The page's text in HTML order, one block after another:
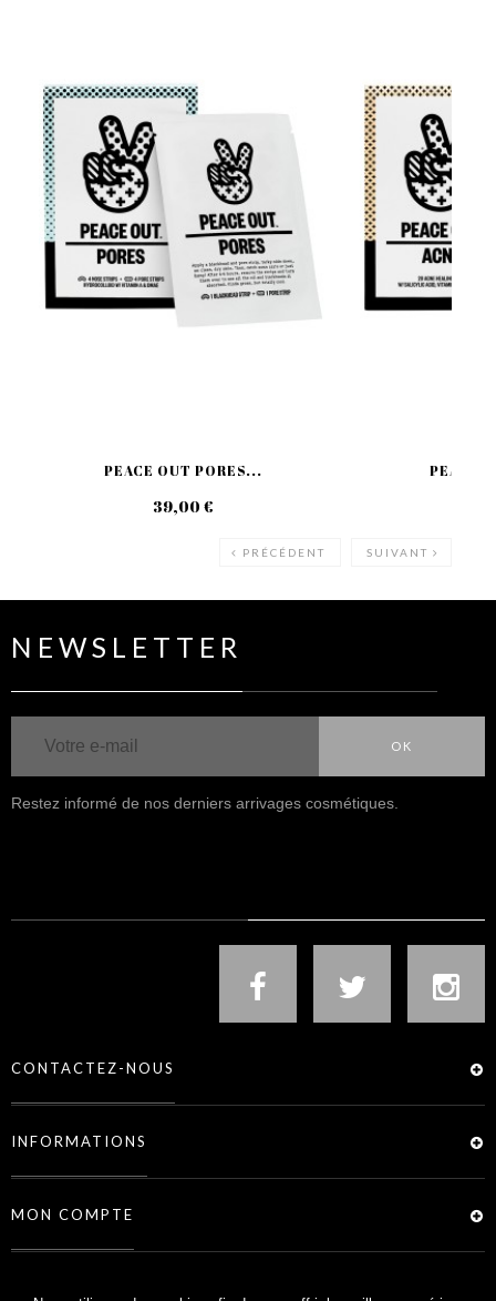
PEACE OUT PORES...
39,00 €
PEACE
PRÉCÉDENT SUIVANT
NEWSLETTER
OK
Restez informé de nos derniers arrivages cosmétiques.
CONTACTEZ-NOUS
INFORMATIONS
MON COMPTE